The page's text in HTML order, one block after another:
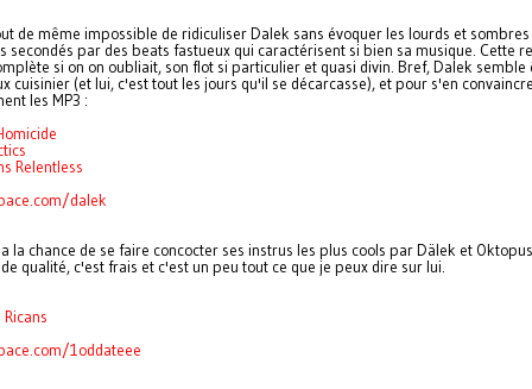
de même impossible de ridiculiser Dalek sans évoquer les lourds et sombres
secondés par des beats fastueux qui caractérisent si bien sa musique. Cette
si on on oubliait, son flot si particulier et quasi divin. Bref, Dalek semble
cuisinier (et lui, c'est tout les jours qu'il se décarcasse), et pour s'en
les MP3 :
Relentless
dalek
la chance de se faire concocter ses instrus les plus cools par Dälek et
qualité, c'est frais et c'est un peu tout ce que je peux dire sur lui.
Ricans
1oddateee